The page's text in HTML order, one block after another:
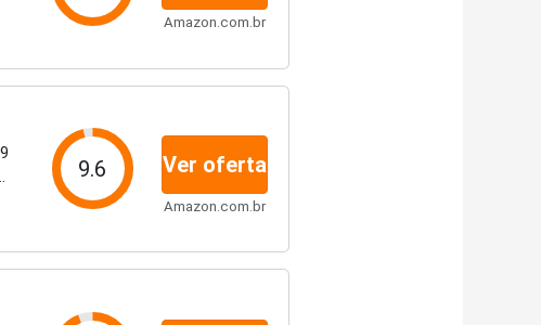
Amazon.com.br
9.6 Ver oferta
Amazon.com.br